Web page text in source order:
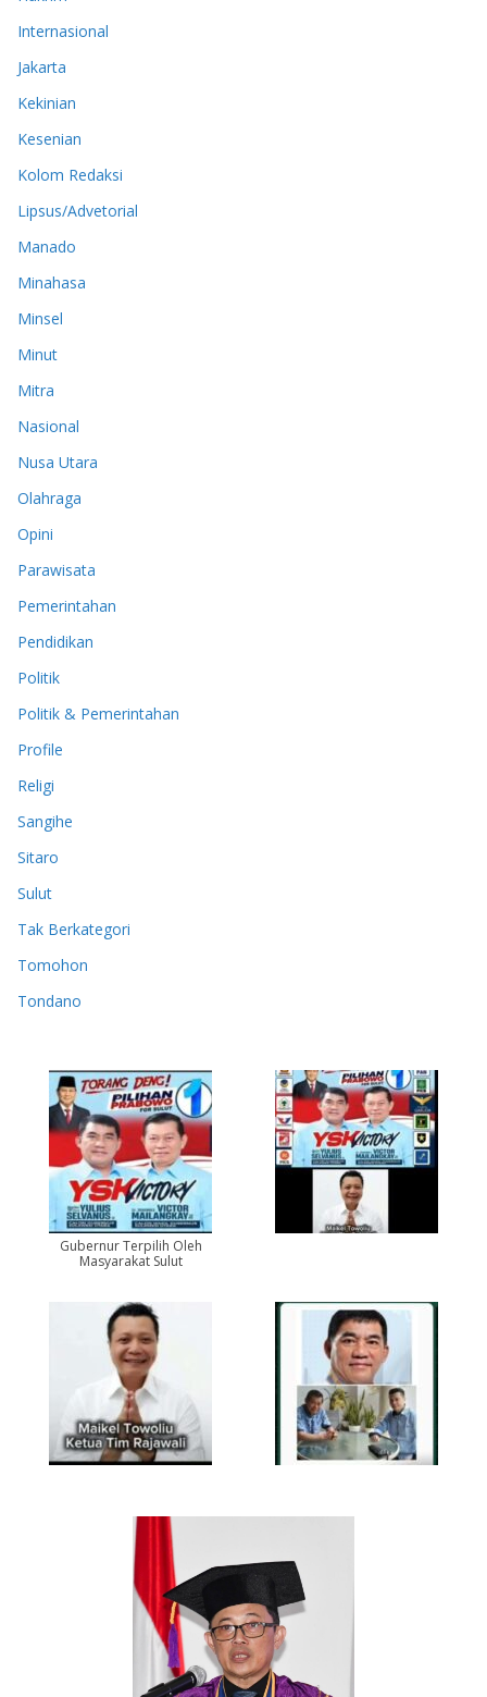
Internasional
Jakarta
Kekinian
Kesenian
Kolom Redaksi
Lipsus/Advetorial
Manado
Minahasa
Minsel
Minut
Mitra
Nasional
Nusa Utara
Olahraga
Opini
Parawisata
Pemerintahan
Pendidikan
Politik
Politik & Pemerintahan
Profile
Religi
Sangihe
Sitaro
Sulut
Tak Berkategori
Tomohon
Tondano
Gubernur Terpilih Oleh
Masyarakat Sulut